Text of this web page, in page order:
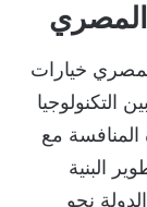
خيارات
التكنولوجيا
المنافسة مع
البنية
نحو